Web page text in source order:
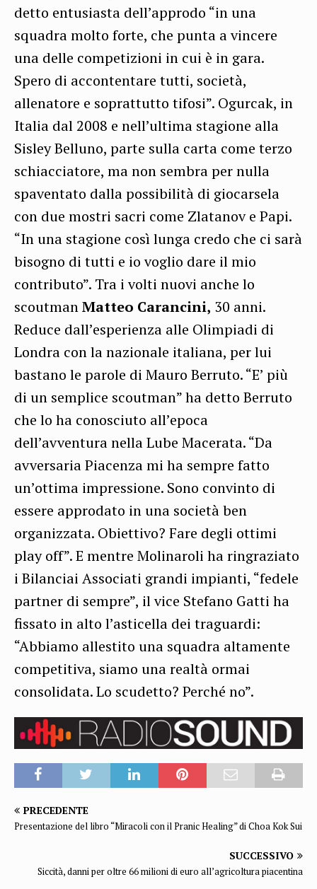
detto entusiasta dell’approdo “in una
squadra molto forte, che punta a vincere
una delle competizioni in cui è in gara.
Spero di accontentare tutti, società,
allenatore e soprattutto tifosi”. Ogurcak, in
Italia dal 2008 e nell’ultima stagione alla
Sisley Belluno, parte sulla carta come terzo
schiacciatore, ma non sembra per nulla
spaventato dalla possibilità di giocarsela
con due mostri sacri come Zlatanov e Papi.
“In una stagione così lunga credo che ci sarà
bisogno di tutti e io voglio dare il mio
contributo”. Tra i volti nuovi anche lo
scoutmanMatteo Carancini, 30 anni.
Reduce dall’esperienza alle Olimpiadi di
Londra con la nazionale italiana, per lui
bastano le parole di Mauro Berruto. “E’ più
di un semplice scoutman” ha detto Berruto
che lo ha conosciuto all’epoca
dell’avventura nella Lube Macerata. “Da
avversaria Piacenza mi ha sempre fatto
un’ottima impressione. Sono convinto di
essere approdato in una società ben
organizzata. Obiettivo? Fare degli ottimi
play off”. E mentre Molinaroli ha ringraziato
i Bilanciai Associati grandi impianti, “fedele
partner di sempre”, il vice Stefano Gatti ha
fissato in alto l’asticella dei traguardi:
“Abbiamo allestito una squadra altamente
competitiva, siamo una realtà ormai
consolidata. Lo scudetto? Perché no”.
PRECEDENTE
Presentazione del libro “Miracoli con il Pranic Healing” di Choa Kok Sui
SUCCESSIVO
Siccità, danni per oltre 66 milioni di euro all’agricoltura piacentina